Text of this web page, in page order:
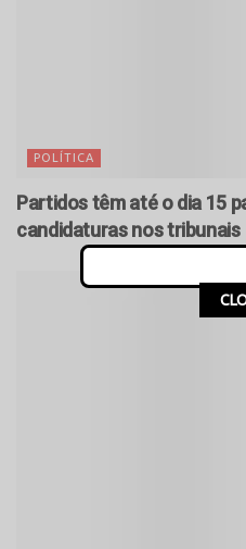
POLÍTICA
Partidos têm até o dia 15
candidaturas nos tribunais